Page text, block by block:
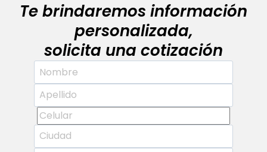
Te brindaremos información
personalizada,
solicita una cotización